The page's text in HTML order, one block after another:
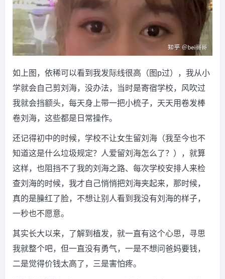
如上图，依稀可以看到我发际线很高（图p过），我从小
学就会自己剪刘海，没办法，当时是寄宿学校，风吹过
我就会挡额头，每天身上带一把小梳子，天天用卷发棒
卷刘海，这些都是日常操作。
还记得初中的时候，学校不让女生留刘海（我至今也不
知道这是什么垃圾规定？人爱留刘海怎么了？），就算
这样，也阻挡不了我的刘海之路、每次学校安排人来检
查刘海的时候，我才自己悄悄把刘海夹起来，那时候，
真的是臊红了脸，不想让别人看到我没有刘海的样子，
一秒也不愿意。
其实长大以来，了解到植发，就一直有这个心思，寻思
我就整个吧，但一直没有勇气，一是不想问爸妈要钱，
二是觉得价钱太高了，三是害怕疼。